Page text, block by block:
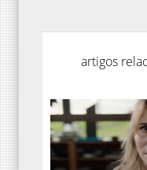
artigos